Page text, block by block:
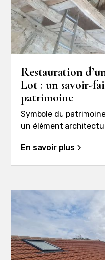
Restauration
Lot : un savoir-
patrimoine
Symbole du
un élément
En savoir plus